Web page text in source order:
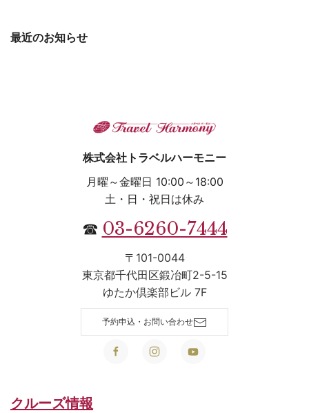
最近のお知らせ
株式会社トラベルハーモニー
月曜～金曜日 10:00～18:00
土・日・祝日は休み
☎ 03-6260-7444
〒101-0044
東京都千代田区鍛冶町2-5-15
ゆたか倶楽部ビル 7F
予約申込・お問い合わせ
クルーズ情報